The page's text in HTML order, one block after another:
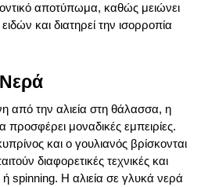
αποτύπωμα, καθώς μειώνει
και διατηρεί την ισορροπία
από την αλιεία στη θάλασσα, η
προσφέρει μοναδικές εμπειρίες.
και ο γουλιανός βρίσκονται
διαφορετικές τεχνικές και
spinning. Η αλιεία σε γλυκά νερά